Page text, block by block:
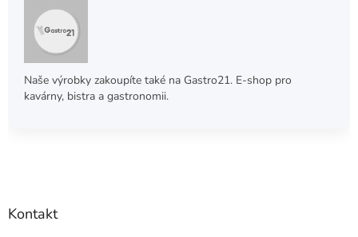
Naše výrobky zakoupíte také na Gastro21. E-shop pro
kavárny, bistra a gastronomii.
Kontakt